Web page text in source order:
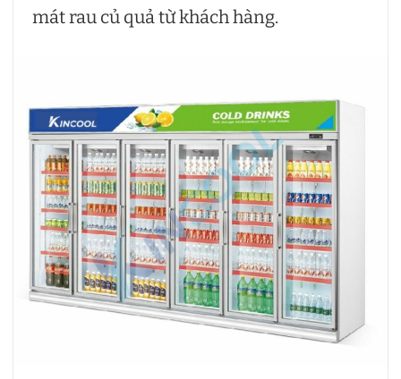
mát rau củ quả từ khách hàng.